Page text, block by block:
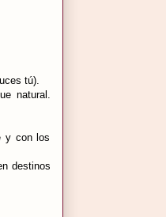
tú).
natural.
y con los
destinos